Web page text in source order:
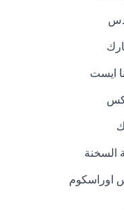
ايست
السخنة
اوراسكوم